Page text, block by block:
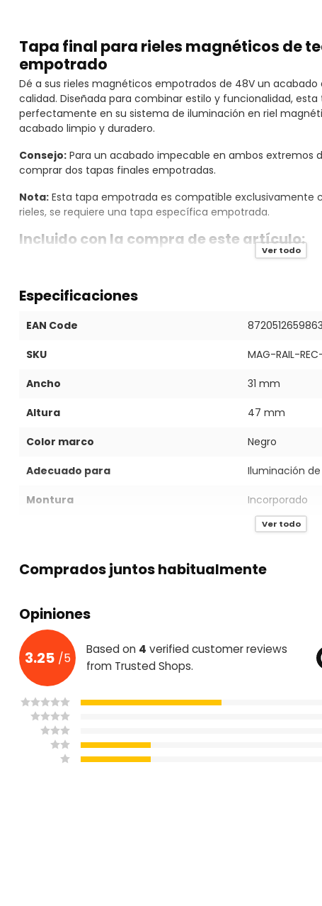
Tapa final para rieles magnéticos de
empotrado
Dé a sus rieles magnéticos empotrados de 48V un
calidad. Diseñada para combinar estilo y funcionalidad,
perfectamente en su sistema de iluminación en riel
acabado limpio y duradero.
Consejo: Para un acabado impecable en ambos extremos
comprar dos tapas finales empotradas.
Nota: Esta tapa empotrada es compatible exclusivamente
rieles, se requiere una tapa específica empotrada.
Incluido con la compra de este artículo:
Ver todo
Especificaciones
EAN Code 8720512659863
SKU MAG-RAIL-
Ancho 31 mm
Altura 47 mm
Color marco Negro
Adecuado para Iluminación
Montura Incorporado
5 años
Ver todo
Comprados juntos habitualmente
Opiniones
3.25 /5
Based on 4 verified customer reviews
from Trusted Shops.